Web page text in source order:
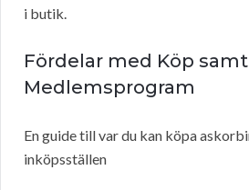
i butik.
Fördelar med Köp samt
Medlemsprogram
En guide till var du kan köpa
inköpsställen